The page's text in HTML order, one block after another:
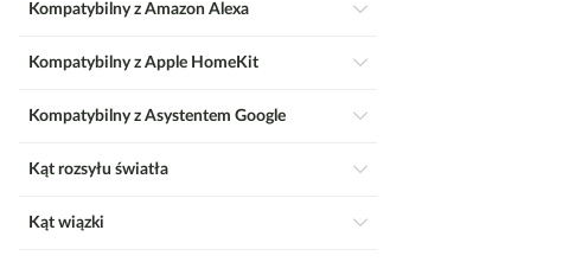
Kompatybilny z Amazon Alexa
Kompatybilny z Apple HomeKit
Kompatybilny z Asystentem Google
Kąt rozsyłu światła
Kąt wiązki